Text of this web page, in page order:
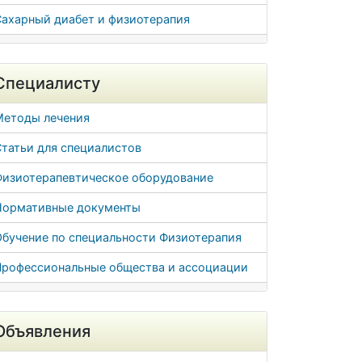
диабет и физиотерапия
лечения
для специалистов
оборудование
документы
по специальности Физиотерапия
общества и ассоциации